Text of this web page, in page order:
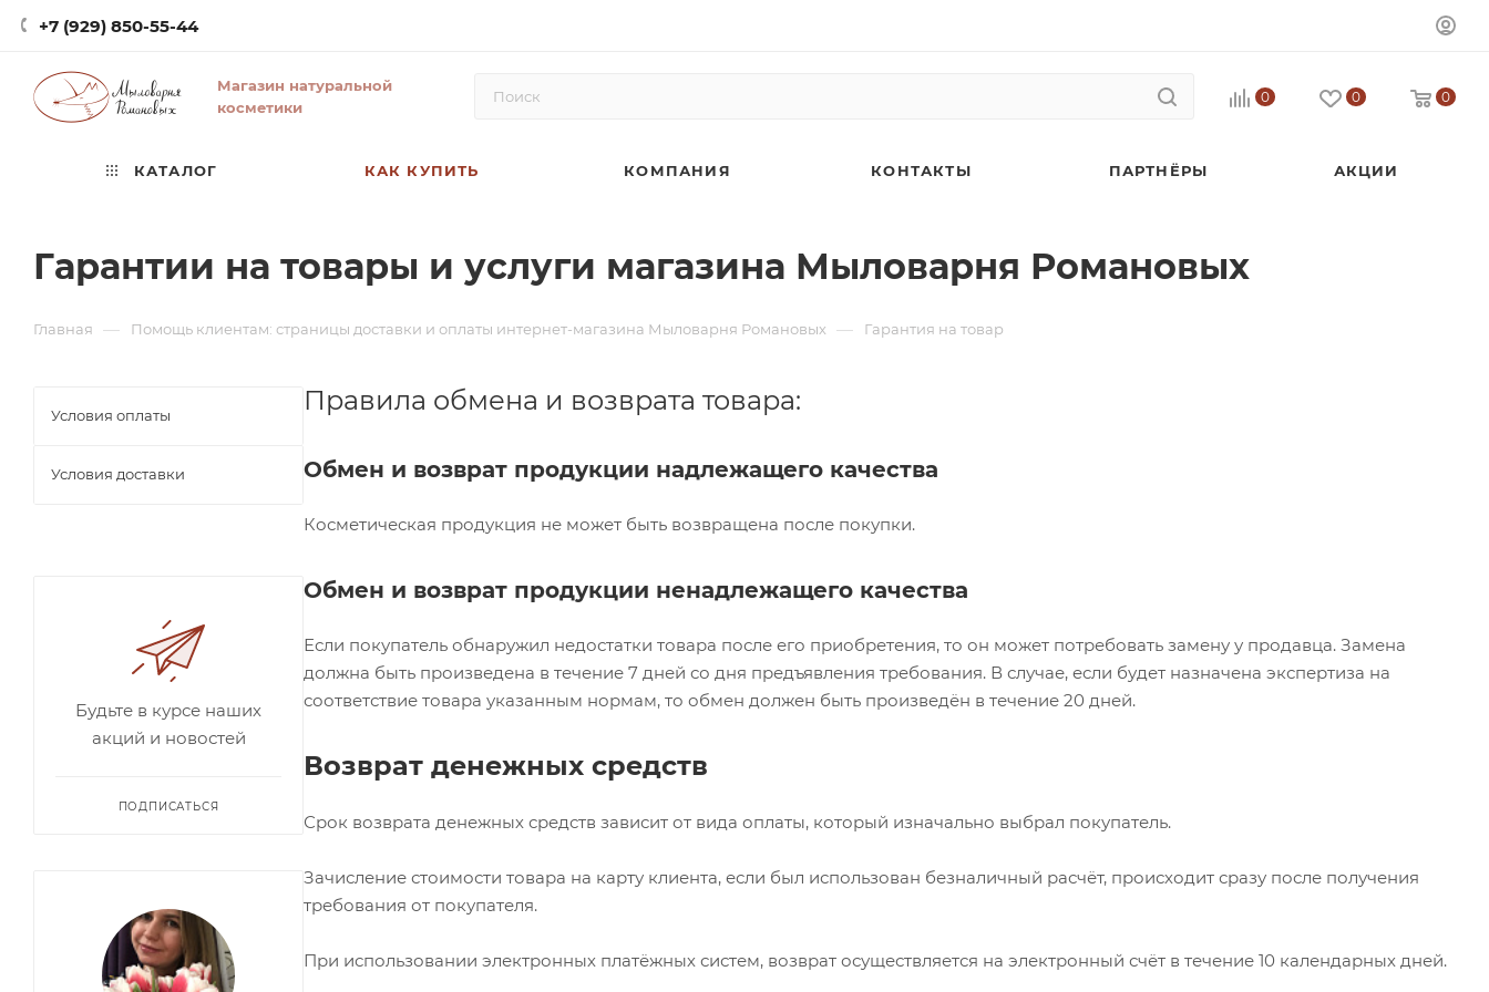
+7 (929) 850-55-44
Магазин натуральной
косметики
0 0 0
КАТАЛОГ КАК КУПИТЬ КОМПАНИЯ КОНТАКТЫ ПАРТНЁРЫ АКЦИИ
Гарантии на товары и услуги магазина Мыловарня Романовых
Главная — Помощь клиентам: страницы доставки и оплаты интернет-магазина Мыловарня Романовых — Гарантия на товар
Правила обмена и возврата товара:
Обмен и возврат продукции надлежащего качества
Косметическая продукция не может быть возвращена после покупки.
Обмен и возврат продукции ненадлежащего качества
Если покупатель обнаружил недостатки товара после его приобретения, то он может потребовать замену у продавца. Замена
должна быть произведена в течение 7 дней со дня предъявления требования. В случае, если будет назначена экспертиза на
соответствие товара указанным нормам, то обмен должен быть произведён в течение 20 дней.
Возврат денежных средств
Срок возврата денежных средств зависит от вида оплаты, который изначально выбрал покупатель.
Зачисление стоимости товара на карту клиента, если был использован безналичный расчёт, происходит сразу после получения
требования от покупателя.
При использовании электронных платёжных систем, возврат осуществляется на электронный счёт в течение 10 календарных дней.
Условия оплаты
Условия доставки
Будьте в курсе наших
акций и новостей
ПОДПИСАТЬСЯ